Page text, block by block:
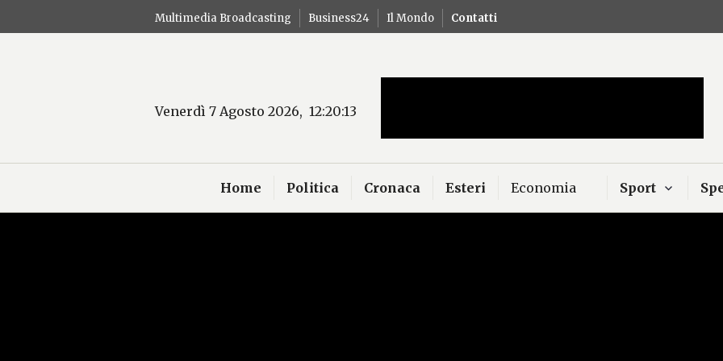
al
Multimedia Broadcasting Business24 Il Mondo Contatti
Venerdì 7 Agosto 2026, 12:20:14
news
Home Politica Cronaca Esteri Economia Sport